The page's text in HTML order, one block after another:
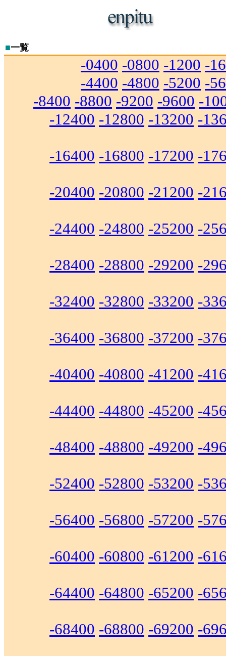
■一覧
-0400 -0800 -1200 -
-4400 -4800 -5200 -
-8400 -8800 -9200 -9600 -
-12400 -12800 -13200 -
-16400 -16800 -17200 -
-20400 -20800 -21200 -
-24400 -24800 -25200 -
-28400 -28800 -29200 -
-32400 -32800 -33200 -
-36400 -36800 -37200 -
-40400 -40800 -41200 -
-44400 -44800 -45200 -
-48400 -48800 -49200 -
-52400 -52800 -53200 -
-56400 -56800 -57200 -
-60400 -60800 -61200 -
-64400 -64800 -65200 -
-68400 -68800 -69200 -